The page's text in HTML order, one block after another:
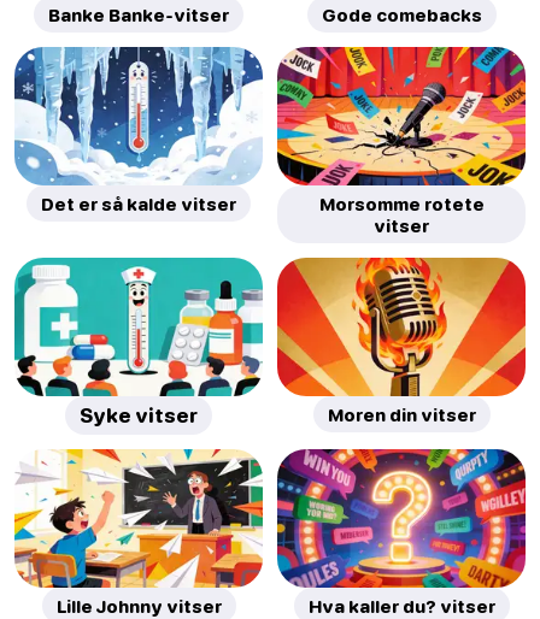
Banke Banke-vitser Gode comebacks
Det er så kalde vitser
Morsomme rotete
vitser
Syke vitser Moren din vitser
Lille Johnny vitser Hva kaller du? vitser